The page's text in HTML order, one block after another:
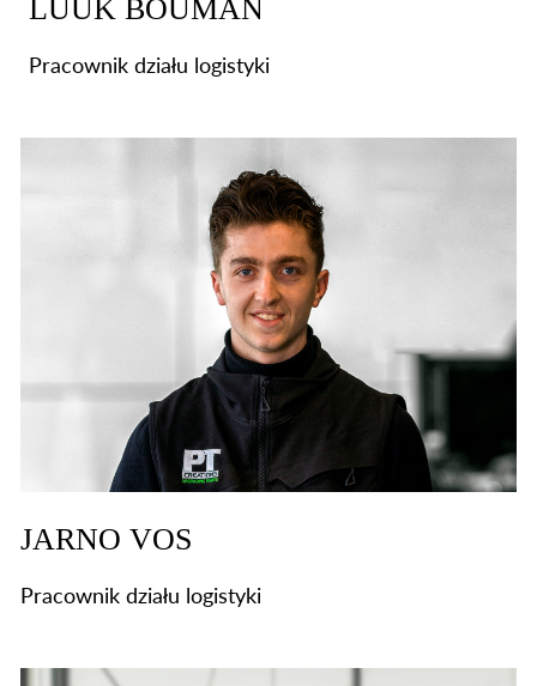
LUUK BOUMAN
Pracownik działu logistyki
JARNO VOS
Pracownik działu logistyki